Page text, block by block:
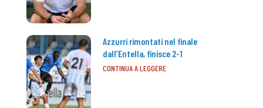
Azzurri rimontati nel finale
dall’Entella, finisce 2-1
CONTINUA A LEGGERE